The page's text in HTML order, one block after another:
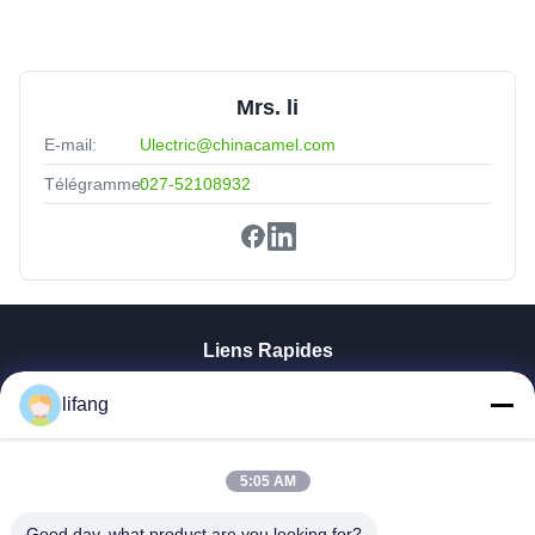
Mrs. li
E-mail: Ulectric@chinacamel.com
Télégramme:027-52108932
Liens Rapides
Visite D'usine
lifang
5:05 AM